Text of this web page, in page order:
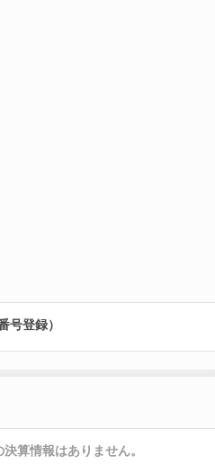
号登録）
算情報はありません。